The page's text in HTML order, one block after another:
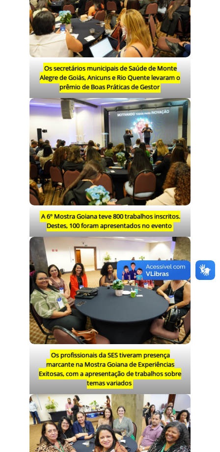
Os secretários municipais de Saúde de Monte
Alegre de Goiás, Anicuns e Rio Quente levaram o
prêmio de Boas Práticas de Gestor
A 6º Mostra Goiana teve 800 trabalhos inscritos.
Destes, 100 foram apresentados no evento
Os profissionais da SES tiveram presença
marcante na Mostra Goiana de Experiências
Exitosas, com a apresentação de trabalhos sobre
temas variados